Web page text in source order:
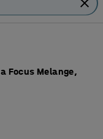
Focus Melange,